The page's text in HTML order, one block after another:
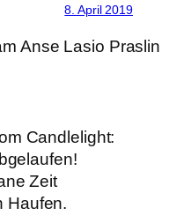
8. April 2019
Candlelight:
Zeit
Haufen.